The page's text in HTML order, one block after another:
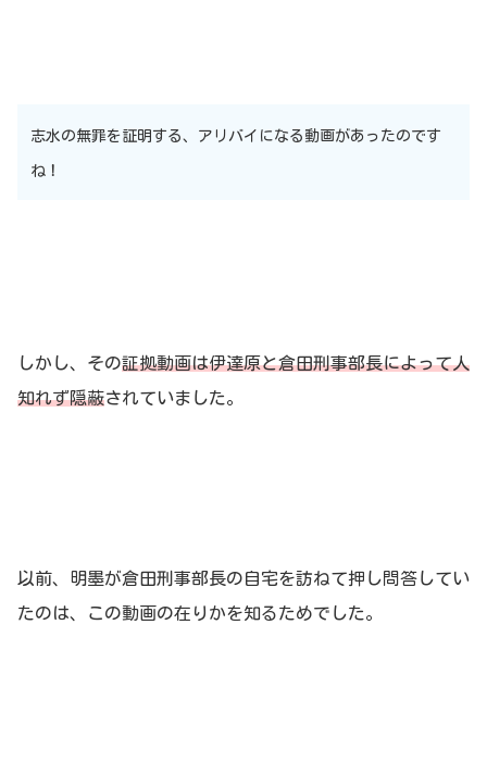
志水の無罪を証明する、アリバイになる動画があったのです
ね！
しかし、その証拠動画は伊達原と倉田刑事部長によって人
知れず隠蔽されていました。
以前、明墨が倉田刑事部長の自宅を訪ねて押し問答してい
たのは、この動画の在りかを知るためでした。